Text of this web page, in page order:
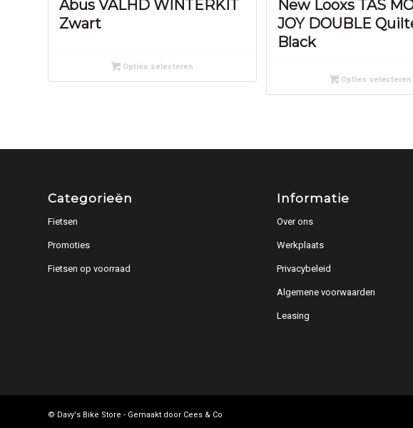
Abus VALHD WINTERKIT
Zwart
Opties selecteren
New Looxs TAS
JOY DOUBLE
Black
Opties selecteren
Categorieën
Fietsen
Promoties
Fietsen op voorraad
Informatie
Over ons
Werkplaats
Privacybeleid
Algemene voorwaarden
Leasing
© Davy's Bike Store - Gemaakt door Cees & Co